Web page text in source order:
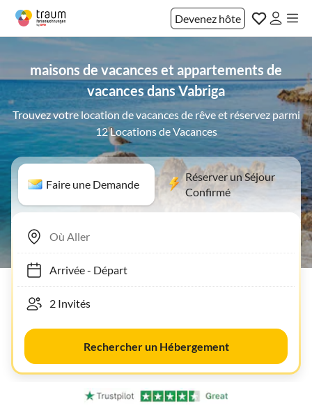
Devenez hôte
maisons de vacances et appartements de
vacances dans Vabriga
Trouvez votre location de vacances de rêve et réservez parmi
12 Locations de Vacances
Faire une Demande
Réserver un Séjour
Confirmé
Arrivée- Départ
Rechercher un Hébergement